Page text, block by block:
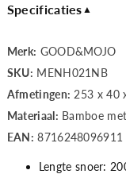
Specificaties ▲
Merk: GOOD&MOJO
SKU: MENH021NB
Afmetingen: 253 x 40
Materiaal: Bamboe
EAN: 8716248096911
Lengte snoer: